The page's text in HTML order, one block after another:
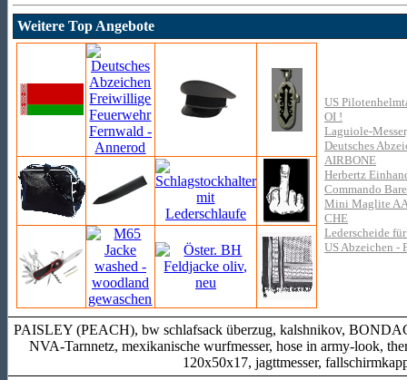
Weitere Top Angebote
US
OI !
Laguiole-
Deutsches
AIRBONE
Herbertz
Commando
Mini Maglite
CHE
Lederscheide
US Abzeichen -
PAISLEY (PEACH), bw schlafsack überzug, kalshnikov,
NVA-Tarnnetz, mexikanische wurfmesser, hose in army-look,
120x50x17, jagttmesser,